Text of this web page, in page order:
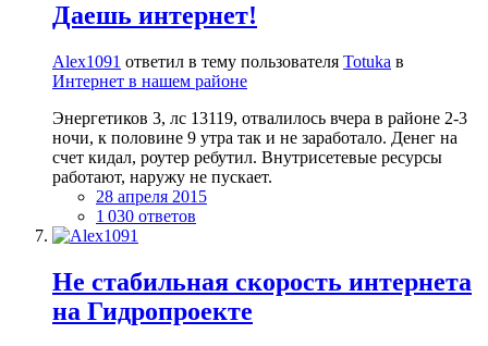
Даешь интернет!
Alex1091 ответил в тему пользователя Totuka в
Интернет в нашем районе
Энергетиков 3, лс 13119, отвалилось вчера в районе 2-3
ночи, к половине 9 утра так и не заработало. Денег на
счет кидал, роутер ребутил. Внутрисетевые ресурсы
работают, наружу не пускает.
28 апреля 2015
1 030 ответов
Не стабильная скорость интернета
на Гидропроекте